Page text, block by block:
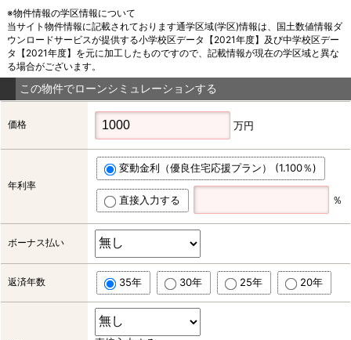
※物件情報の学区情報について
当サイト物件情報に記載されております通学区域(学区)情報は、国土数値情報ダ
ウンロードサービスが提供する小学校区データ【2021年度】及び中学校区デー
タ【2021年度】を元に加工したものですので、記載情報が現在の学区域と異な
る場合がございます。
この物件でローンシミュレーションする
価格 万円
年利率
変動金利（優良住宅応援プラン） (1.100％)
直接入力する ％
ボーナス払い
返済年数 35年 30年 25年 20年